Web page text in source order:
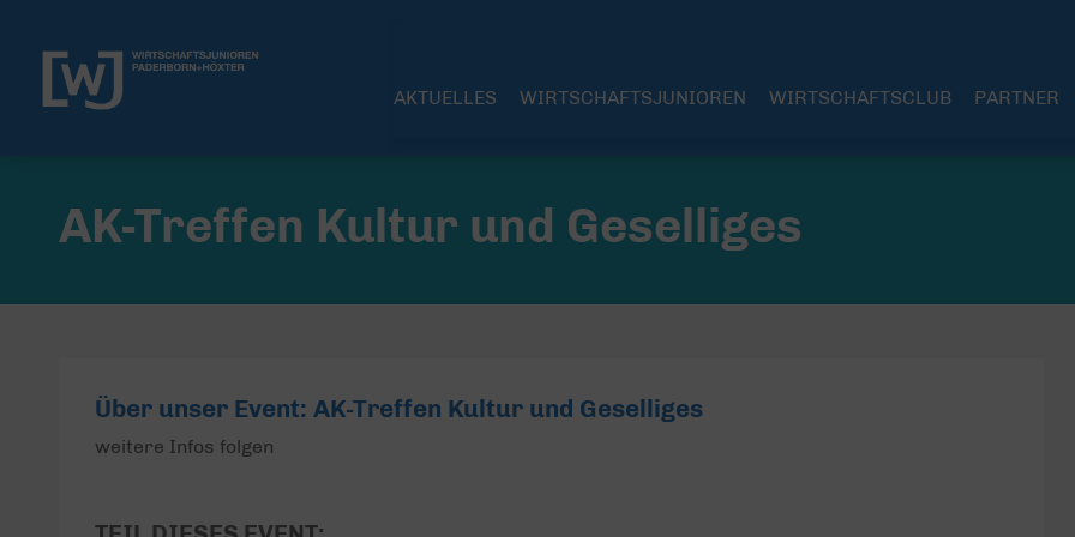
AKTUELLES WIRTSCHAFTSJUNIOREN WIRTSCHAFTSCLUB PARTNER
AK-Treffen Kultur und Geselliges
Über unser Event: AK-Treffen Kultur und Geselliges
weitere Infos folgen